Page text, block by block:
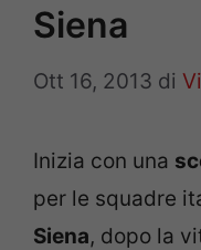
Siena
Ott 16, 2013 di
Inizia con una
per le squadre
Siena, dopo la